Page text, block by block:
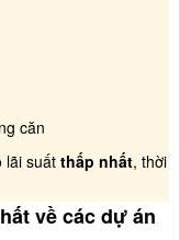
căn
lãi suất thấp nhất, thời
về các dự án